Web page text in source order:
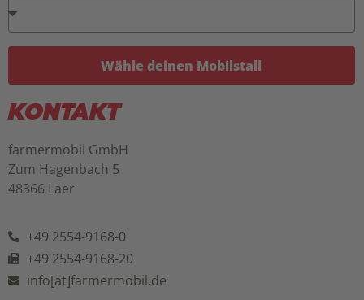
Wähle deinen Mobilstall
KONTAKT
farmermobil GmbH
Zum Hagenbach 5
48366 Laer
+49 2554-9168-0
+49 2554-9168-20
info[at]farmermobil.de